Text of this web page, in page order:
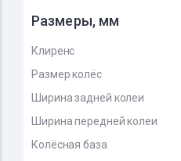
Размеры, мм
Клиренс
Размер колёс
Ширина задней колеи
Ширина передней колеи
Колёсная база